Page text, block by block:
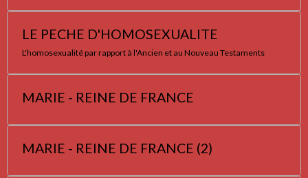
LE PECHE D'HOMOSEXUALITE
L'homosexualité par rapport à l'Ancien et au Nouveau Testaments
MARIE - REINE DE FRANCE
MARIE - REINE DE FRANCE (2)